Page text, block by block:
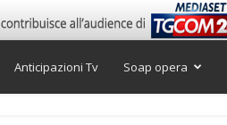
Anticipazioni Tv Soap opera